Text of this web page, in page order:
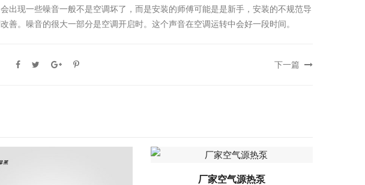
出现一些噪音一般不是空调坏了，而是安装的师傅可能是是新手，安装的不规范导
善。噪音的很大一部分是空调开启时。这个声音在空调运转中会好一段时间。
下一篇
厂家空气源热泵